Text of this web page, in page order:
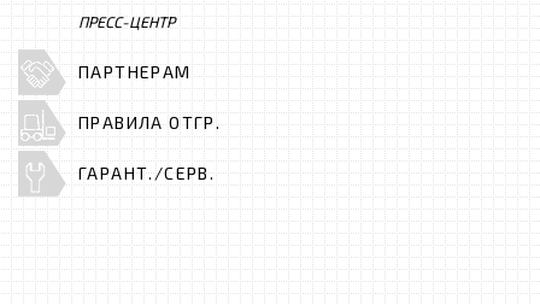
ПРЕСС-ЦЕНТР
ПАРТНЕРАМ
ПРАВИЛА ОТГР.
ГАРАНТ./СЕРВ.